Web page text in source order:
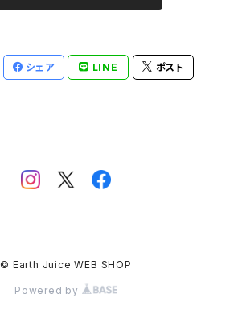
シェア LINE ポスト
© Earth Juice WEB SHOP
Powered by